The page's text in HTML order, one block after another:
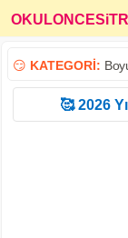
😏 KATEGORİ:
🥰 2026